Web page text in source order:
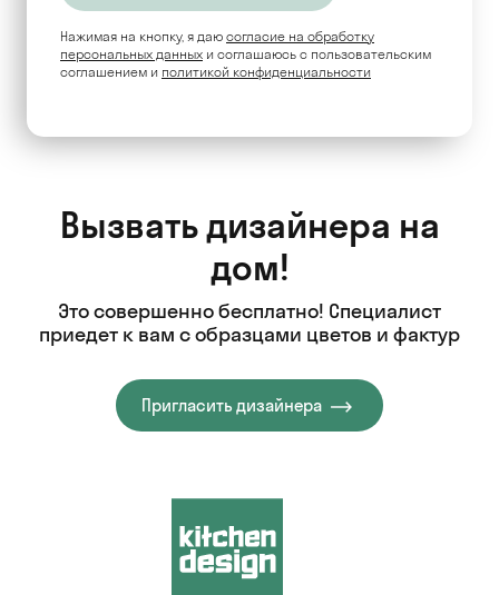
Нажимая на кнопку, я даю согласие на обработку
персональных данных и соглашаюсь c пользовательским
соглашением и политикой конфиденциальности
Вызвать дизайнера на
дом!
Это совершенно бесплатно! Специалист
приедет к вам с образцами цветов и фактур
Пригласить дизайнера